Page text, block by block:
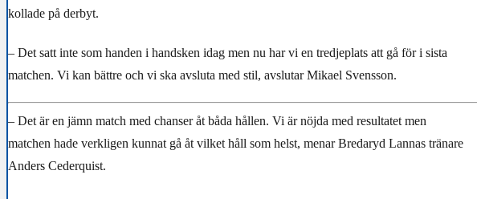
kollade på derbyt.
– Det satt inte som handen i handsken idag men nu har vi en tredjeplats att gå för i sista
matchen. Vi kan bättre och vi ska avsluta med stil, avslutar Mikael Svensson.
– Det är en jämn match med chanser åt båda hållen. Vi är nöjda med resultatet men
matchen hade verkligen kunnat gå åt vilket håll som helst, menar Bredaryd Lannas tränare
Anders Cederquist.